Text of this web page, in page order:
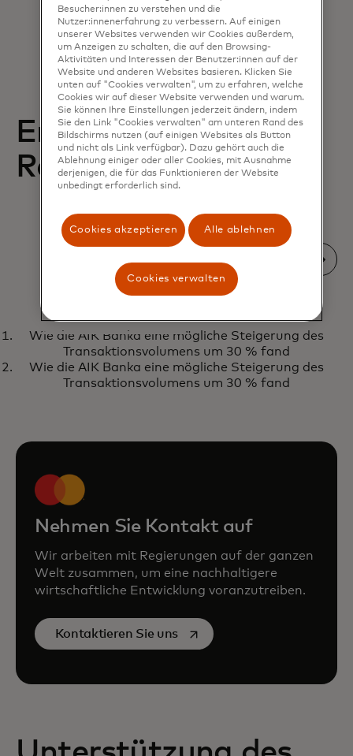
NEPO, United Kingdom
Empfohlene
Ressourcen
FALLSTUDIENKARTE
Erfahren Sie, wie Mastercard
mit öffentlichen Einrichtungen
weltweit zusammenarbeitet
Erfahren Sie mehr wird in einer neuen
Wie die AIK Banka eine mögliche Steigerung des
Transaktionsvolumens um 30 % fand
Wie die AIK Banka eine mögliche Steigerung des
Transaktionsvolumens um 30 % fand
Nehmen Sie Kontakt auf
Wir arbeiten mit Regierungen auf der ganzen
Welt zusammen, um eine nachhaltigere
wirtschaftliche Entwicklung voranzutreiben.
Kontaktieren Sie unswird in einer neuen
Besucher:innen zu verstehen und die
Nutzer:innenerfahrung zu verbessern. Auf einigen
unserer Websites verwenden wir Cookies außerdem,
um Anzeigen zu schalten, die auf den Browsing-
Aktivitäten und Interessen der Benutzer:innen auf der
Website und anderen Websites basieren. Klicken Sie
unten auf "Cookies verwalten", um zu erfahren, welche
Cookies wir auf dieser Website verwenden und warum.
Sie können Ihre Einstellungen jederzeit ändern, indem
Sie den Link "Cookies verwalten" am unteren Rand des
Bildschirms nutzen (auf einigen Websites als Button
und nicht als Link verfügbar). Dazu gehört auch die
Ablehnung einiger oder aller Cookies, mit Ausnahme
derjenigen, die für das Funktionieren der Website
unbedingt erforderlich sind.
Cookies akzeptieren Alle ablehnen
Cookies verwalten